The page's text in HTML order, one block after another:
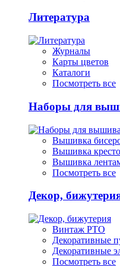
Литература
Журналы
Карты цветов
Каталоги
Посмотреть все
Наборы для
Вышивка
Вышивка
Вышивка
Посмотреть все
Декор,
Винтаж РТО
Декоративные
Декоративные
Посмотреть все